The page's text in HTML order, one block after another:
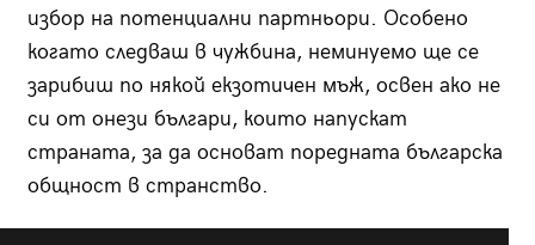
избор на потенциални партньори. Особено
когато следваш в чужбина, неминуемо ще се
зарибиш по някой екзотичен мъж, освен ако не
си от онези българи, които напускат
страната, за да основат поредната българска
общност в странство.